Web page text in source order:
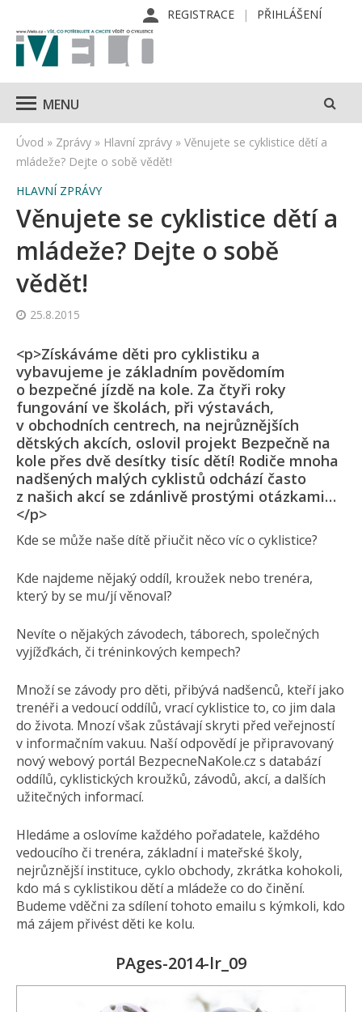
REGISTRACE PŘIHLÁŠENÍ
MENU
Úvod » Zprávy » Hlavní zprávy » Věnujete se cyklistice dětí a
mládeže? Dejte o sobě vědět!
HLAVNÍ ZPRÁVY
Věnujete se cyklistice dětí a
mládeže? Dejte o sobě
vědět!
25.8.2015
<p>Získáváme děti pro cyklistiku a
vybavujeme je základním povědomím
o bezpečné jízdě na kole. Za čtyři roky
fungování ve školách, při výstavách,
v obchodních centrech, na nejrůznějších
dětských akcích, oslovil projekt Bezpečně na
kole přes dvě desítky tisíc dětí! Rodiče mnoha
nadšených malých cyklistů odchází často
z našich akcí se zdánlivě prostými otázkami…
</p>
Kde se může naše dítě přiučit něco víc o cyklistice?
Kde najdeme nějaký oddíl, kroužek nebo trenéra,
který by se mu/jí věnoval?
Nevíte o nějakých závodech, táborech, společných
vyjížďkách, či tréninkových kempech?
Množí se závody pro děti, přibývá nadšenců, kteří jako
trenéři a vedoucí oddílů, vrací cyklistice to, co jim dala
do života. Mnozí však zůstávají skryti před veřejností
v informačním vakuu. Naší odpovědí je připravovaný
nový webový portál BezpecneNaKole.cz s databází
oddílů, cyklistických kroužků, závodů, akcí, a dalších
užitečných informací.
Hledáme a oslovíme každého pořadatele, každého
vedoucího či trenéra, základní i mateřské školy,
nejrůznější instituce, cyklo obchody, zkrátka kohokoli,
kdo má s cyklistikou dětí a mládeže co do činění.
Budeme vděčni za sdílení tohoto emailu s kýmkoli, kdo
má zájem přivést děti ke kolu.
PAges-2014-lr_09